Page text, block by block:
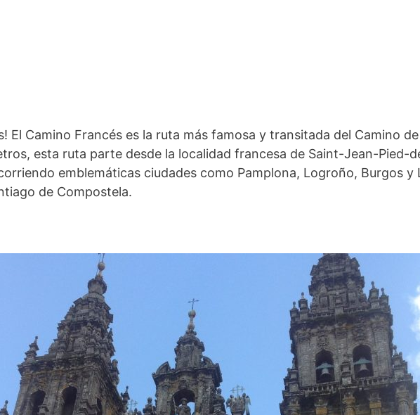
El Camino Francés es la ruta más famosa y transitada del Camino
esta ruta parte desde la localidad francesa de Saint-Jean-Pied-
emblemáticas ciudades como Pamplona, Logroño, Burgos y
de Compostela.